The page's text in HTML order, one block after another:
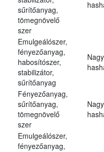
sűrítőanyag,
tömegnövelő
szer
Emulgeálószer,
fényezőanyag,
habosítószer,
stabilizátor,
sűrítőanyag
Fényezőanyag,
sűrítőanyag,
tömegnövelő
szer
Emulgeálószer,
fényezőanyag,